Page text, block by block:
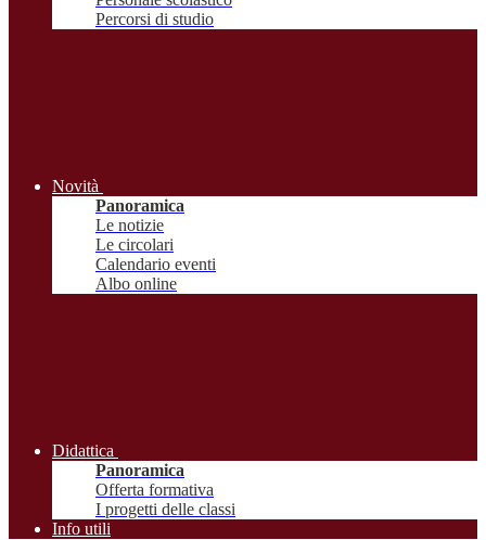
Percorsi di studio
Novità
Panoramica
Le notizie
Le circolari
Calendario eventi
Albo online
Didattica
Panoramica
Offerta formativa
I progetti delle classi
Info utili